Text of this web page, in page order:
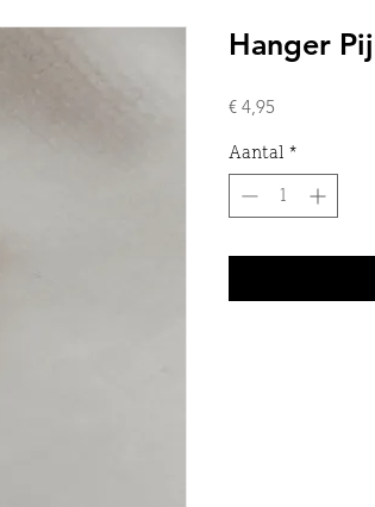
Hanger
€ 4,95
Aantal *